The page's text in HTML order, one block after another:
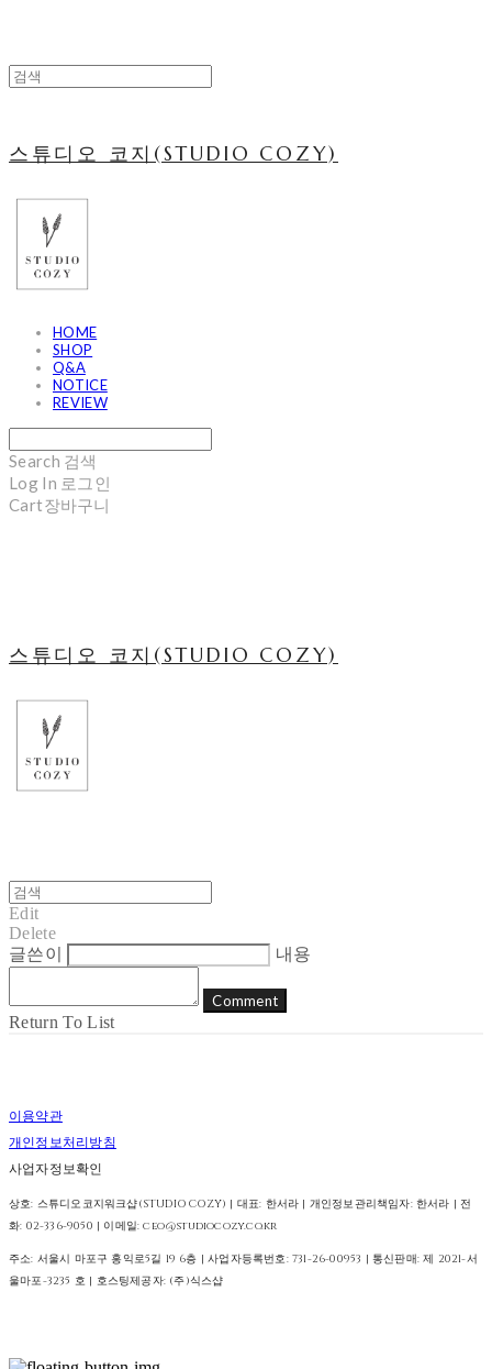
스튜디오 코지(STUDIO COZY)
HOME
SHOP
Q&A
NOTICE
REVIEW
Search 검색
Log In 로그인
Cart장바구니
스튜디오 코지(STUDIO COZY)
Edit
Delete
글쓴이
내용
Comment
Return To List
이용약관
개인정보처리방침
사업자정보확인
상호: 스튜디오코지워크샵(STUDIO COZY) | 대표: 한서라 | 개인정보관리책임자: 한서라 | 전
화: 02-336-9050 | 이메일: ceo@studiocozy.co.kr
주소: 서울시 마포구 홍익로5길 19 6층 | 사업자등록번호: 731-26-00953 | 통신판매:제 2021-서
울마포-3235 호 | 호스팅제공자: (주)식스샵